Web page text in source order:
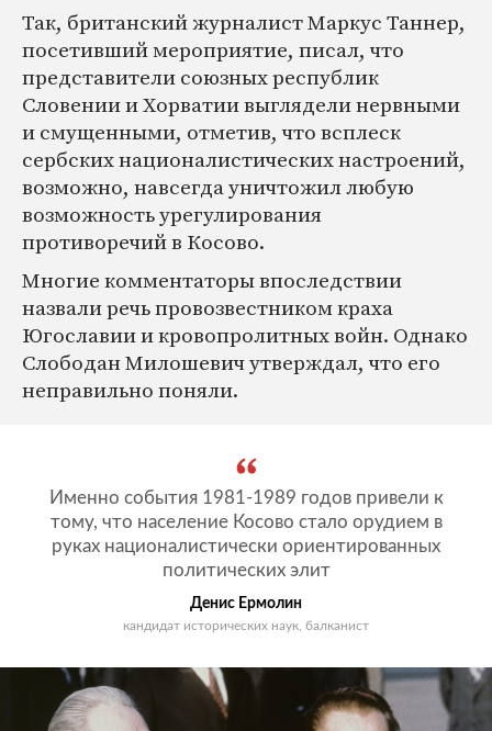
Так, британский журналист Маркус Таннер,
посетивший мероприятие, писал, что
представители союзных республик
Словении и Хорватии выглядели нервными
и смущенными, отметив, что всплеск
сербских националистических настроений,
возможно, навсегда уничтожил любую
возможность урегулирования
противоречий в Косово.
Многие комментаторы впоследствии
назвали речь провозвестником краха
Югославии и кровопролитных войн. Однако
Слободан Милошевич утверждал, что его
неправильно поняли.
Именно события 1981-1989 годов привели к
тому, что население Косово стало орудием в
руках националистически ориентированных
политических элит
Денис Ермолин
кандидат исторических наук, балканист